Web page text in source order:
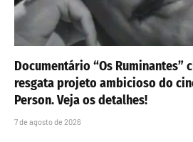
Documentário “Os Ruminantes”
resgata projeto ambicioso do
Person. Veja os detalhes!
7 de agosto de 2026